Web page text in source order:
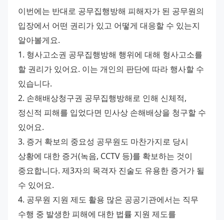
이번에는 반대로 공무집행방해 피해자가 된 공무원의
입장에서 어떤 권리가 있고 어떻게 대응할 수 있는지
알아볼게요.
1. 형사고소권 공무집행방해 행위에 대해 형사고소를
할 권리가 있어요. 이는 개인의 판단에 따라 행사할 수
있습니다.
2. 손해배상청구권 공무집행방해로 인해 신체적,
정신적 피해를 입었다면 민사상 손해배상을 청구할 수
있어요.
3. 증거 확보의 중요성 공무원도 마찬가지로 당시
상황에 대한 증거(녹음, CCTV 등)를 확보하는 것이
중요합니다. 제3자의 목격자 진술도 유용한 증거가 될
수 있어요.
4. 공무원 지원 제도 활용 많은 공공기관에서는 직무
수행 중 발생한 피해에 대한 법률 지원 제도를